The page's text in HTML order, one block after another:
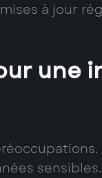
à jour
une